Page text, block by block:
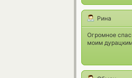
Рина
Огромное
моим